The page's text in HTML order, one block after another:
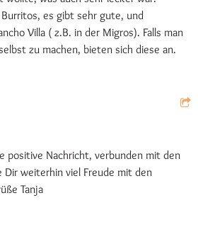
es gibt sehr gute, und
Villa ( z.B. in der Migros). Falls man
zu machen, bieten sich diese an.
positive Nachricht, verbunden mit den
Dir weiterhin viel Freude mit den
Tanja